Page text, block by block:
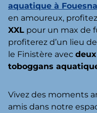
aquatique à
en amoureux,
XXL pour un max de
profiterez d’un lieu
le Finistère avec
toboggans
Vivez des moments
amis dans notre